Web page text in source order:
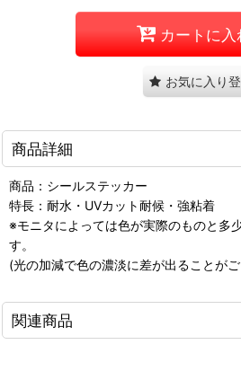
カートに入
お気に入り
商品詳細
商品：シールステッカー
特長：耐水・UVカット耐候・強粘着
※モニタによっては色が実際のものと多
す。
(光の加減で色の濃淡に差が出ることがご
関連商品